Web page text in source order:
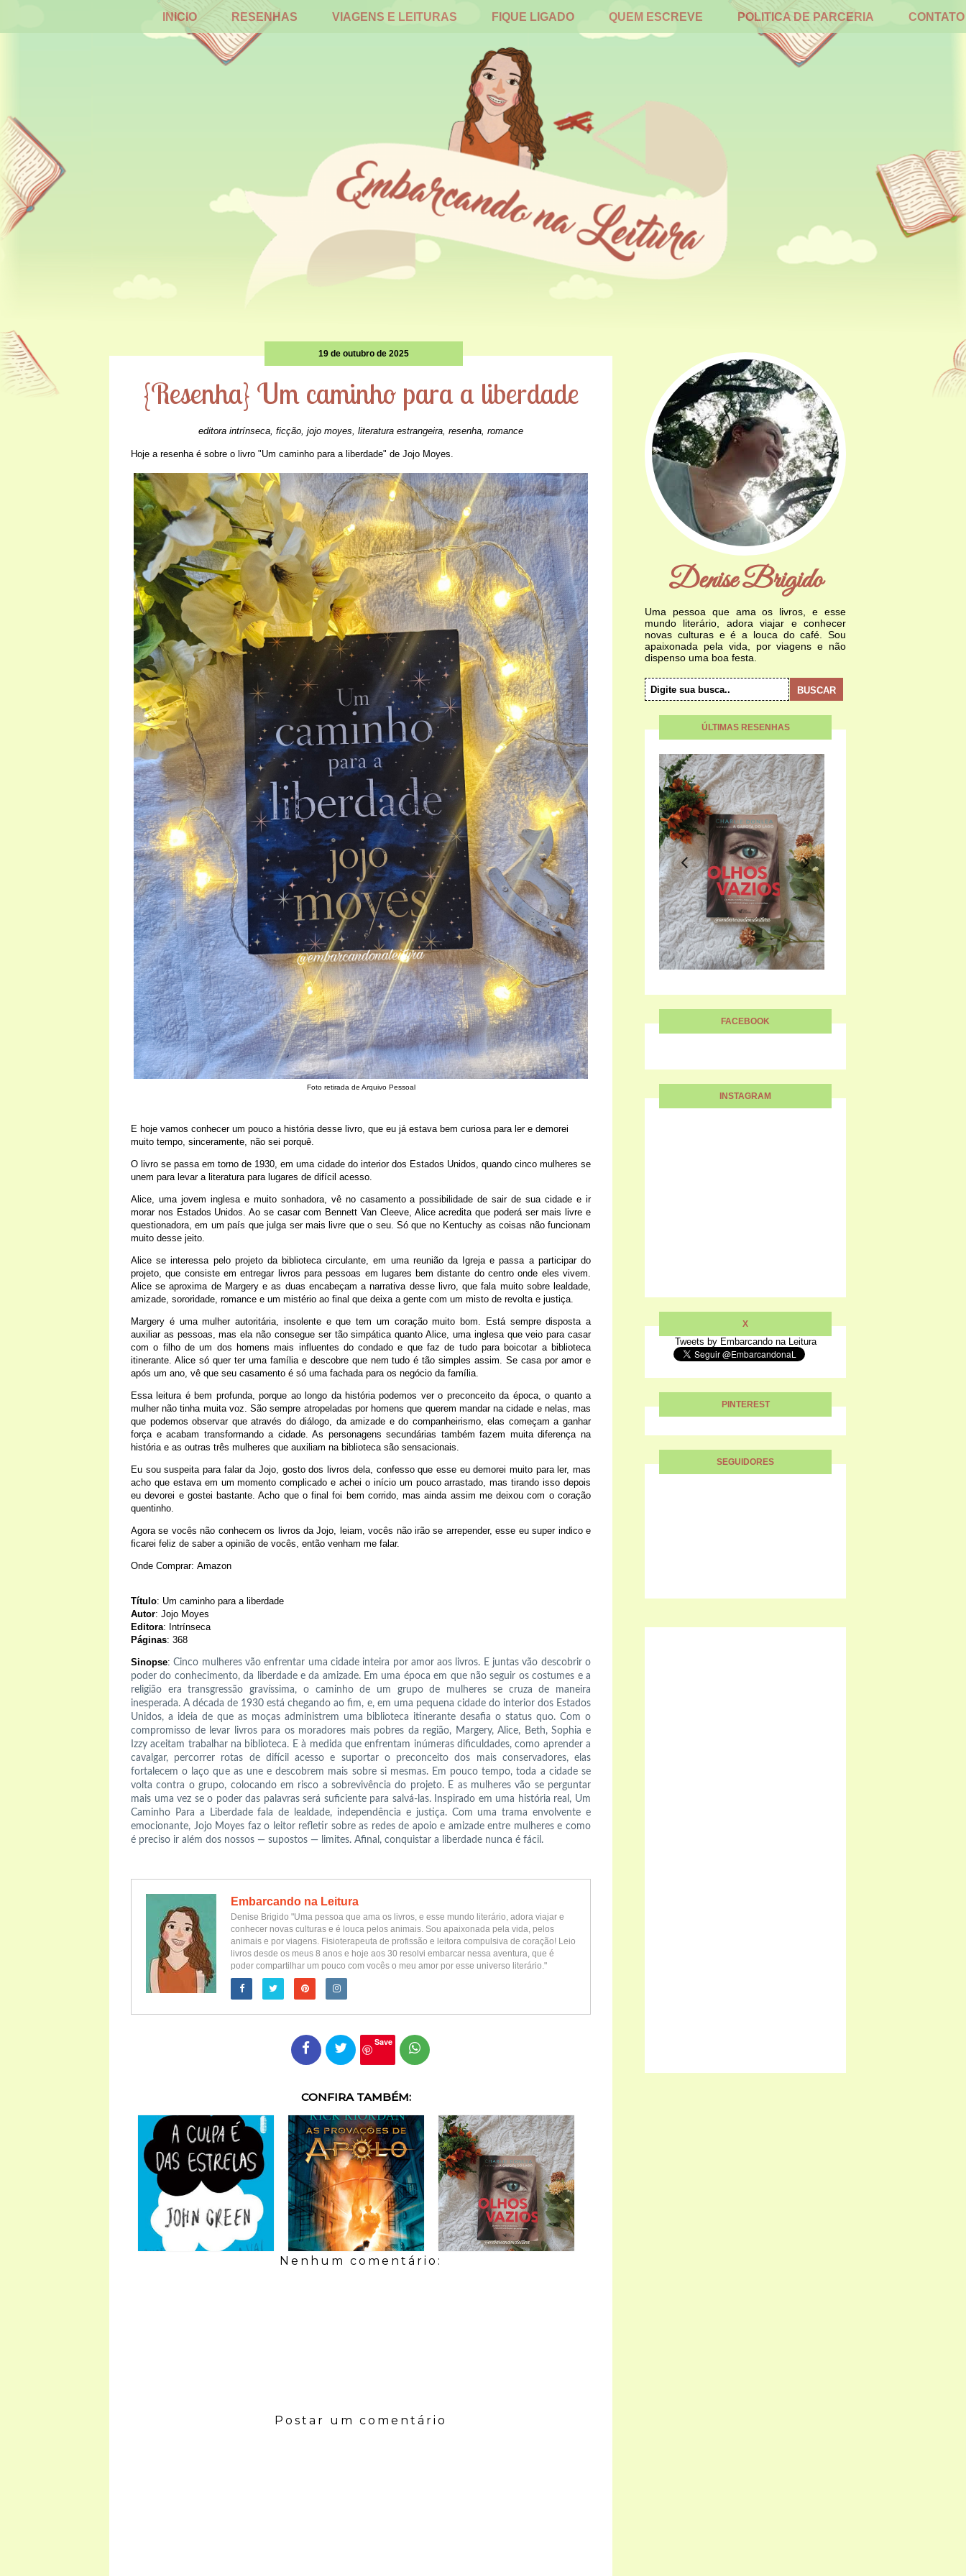
INICIO RESENHAS VIAGENS E LEITURAS FIQUE LIGADO QUEM ESCREVE POLITICA DE PARCERIA CONTATO
19 de outubro de 2025
{Resenha} Um caminho para a liberdade
editora intrínseca, ficção, jojo moyes, literatura estrangeira, resenha, romance
Hoje a resenha é sobre o livro "Um caminho para a liberdade" de Jojo Moyes.
Foto retirada de Arquivo Pessoal
E hoje vamos conhecer um pouco a história desse livro, que eu já estava bem curiosa para ler e demorei
muito tempo, sinceramente, não sei porquê.
O livro se passa em torno de 1930, em uma cidade do interior dos Estados Unidos, quando cinco mulheres se
unem para levar a literatura para lugares de difícil acesso.
Alice, uma jovem inglesa e muito sonhadora, vê no casamento a possibilidade de sair de sua cidade e ir
morar nos Estados Unidos. Ao se casar com Bennett Van Cleeve, Alice acredita que poderá ser mais livre e
questionadora, em um país que julga ser mais livre que o seu. Só que no Kentuchy as coisas não funcionam
muito desse jeito.
Alice se interessa pelo projeto da biblioteca circulante, em uma reunião da Igreja e passa a participar do
projeto, que consiste em entregar livros para pessoas em lugares bem distante do centro onde eles vivem.
Alice se aproxima de Margery e as duas encabeçam a narrativa desse livro, que fala muito sobre lealdade,
amizade, sororidade, romance e um mistério ao final que deixa a gente com um misto de revolta e justiça.
Margery é uma mulher autoritária, insolente e que tem um coração muito bom. Está sempre disposta a
auxiliar as pessoas, mas ela não consegue ser tão simpática quanto Alice, uma inglesa que veio para casar
com o filho de um dos homens mais influentes do condado e que faz de tudo para boicotar a biblioteca
itinerante. Alice só quer ter uma família e descobre que nem tudo é tão simples assim. Se casa por amor e
após um ano, vê que seu casamento é só uma fachada para os negócio da família.
Essa leitura é bem profunda, porque ao longo da história podemos ver o preconceito da época, o quanto a
mulher não tinha muita voz. São sempre atropeladas por homens que querem mandar na cidade e nelas, mas
que podemos observar que através do diálogo, da amizade e do companheirismo, elas começam a ganhar
força e acabam transformando a cidade. As personagens secundárias também fazem muita diferença na
história e as outras três mulheres que auxiliam na biblioteca são sensacionais.
Eu sou suspeita para falar da Jojo, gosto dos livros dela, confesso que esse eu demorei muito para ler, mas
acho que estava em um momento complicado e achei o início um pouco arrastado, mas tirando isso depois
eu devorei e gostei bastante. Acho que o final foi bem corrido, mas ainda assim me deixou com o coração
quentinho.
Agora se vocês não conhecem os livros da Jojo, leiam, vocês não irão se arrepender, esse eu super indico e
ficarei feliz de saber a opinião de vocês, então venham me falar.
Onde Comprar: Amazon
Título: Um caminho para a liberdade
Autor: Jojo Moyes
Editora: Intrínseca
Páginas: 368
Sinopse:Cinco mulheres vão enfrentar uma cidade inteira por amor aos livros. E juntas vão descobrir o
poder do conhecimento, da liberdade e da amizade. Em uma época em que não seguir os costumes e a
religião era transgressão gravíssima, o caminho de um grupo de mulheres se cruza de maneira
inesperada. A década de 1930 está chegando ao fim, e, em uma pequena cidade do interior dos Estados
Unidos, a ideia de que as moças administrem uma biblioteca itinerante desafia o status quo. Com o
compromisso de levar livros para os moradores mais pobres da região, Margery, Alice, Beth, Sophia e
Izzy aceitam trabalhar na biblioteca. E à medida que enfrentam inúmeras dificuldades, como aprender a
cavalgar, percorrer rotas de difícil acesso e suportar o preconceito dos mais conservadores, elas
fortalecem o laço que as une e descobrem mais sobre si mesmas. Em pouco tempo, toda a cidade se
volta contra o grupo, colocando em risco a sobrevivência do projeto. E as mulheres vão se perguntar
mais uma vez se o poder das palavras será suficiente para salvá-las. Inspirado em uma história real, Um
Caminho Para a Liberdade fala de lealdade, independência e justiça. Com uma trama envolvente e
emocionante, Jojo Moyes faz o leitor refletir sobre as redes de apoio e amizade entre mulheres e como
é preciso ir além dos nossos — supostos — limites. Afinal, conquistar a liberdade nunca é fácil.
Embarcando na Leitura
Denise Brigido "Uma pessoa que ama os livros, e esse mundo literário, adora viajar e
conhecer novas culturas e é louca pelos animais. Sou apaixonada pela vida, pelos
animais e por viagens. Fisioterapeuta de profissão e leitora compulsiva de coração! Leio
livros desde os meus 8 anos e hoje aos 30 resolvi embarcar nessa aventura, que é
poder compartilhar um pouco com vocês o meu amor por esse universo literário."
Save
CONFIRA TAMBÉM:
Nenhum comentário:
Postar um comentário
Denise Brigido
Uma pessoa que ama os livros, e esse
mundo literário, adora viajar e conhecer
novas culturas e é a louca do café. Sou
apaixonada pela vida, por viagens e não
dispenso uma boa festa.
ÚLTIMAS RESENHAS
FACEBOOK
INSTAGRAM
X
Tweets by Embarcando na Leitura
PINTEREST
SEGUIDORES